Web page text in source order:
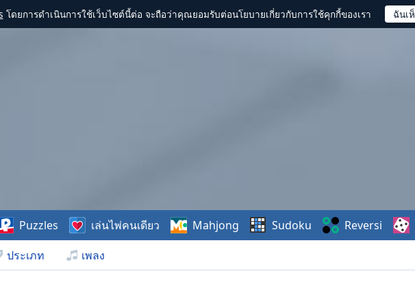
โดยการดำเนินการใช้เว็บไซต์นี้ต่อ จะถือว่าคุณยอมรับต่อนโยบายเกี่ยวกับการใช้คุกกี้ของเรา
ประเภท เพลง
Puzzles เล่นไพ่คนเดียว Mahjong Sudoku Reversi